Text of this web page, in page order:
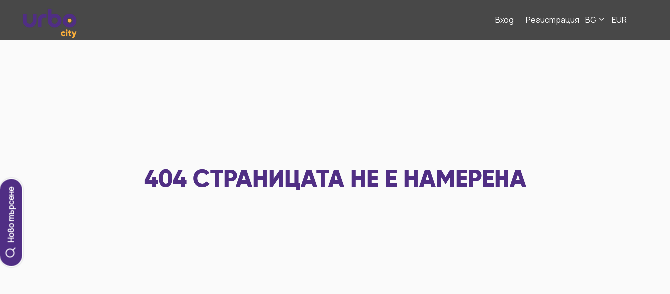
Вход Регистрация BG EUR
Ново търсене
404 СТРАНИЦАТА НЕ Е НАМЕРЕНА